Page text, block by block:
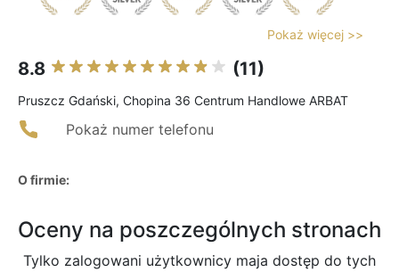
Pokaż więcej >>
8.8 (11)
Pruszcz Gdański, Chopina 36 Centrum Handlowe ARBAT
Pokaż numer telefonu
O firmie:
Oceny na poszczególnych stronach
Tylko zalogowani użytkownicy maja dostęp do tych